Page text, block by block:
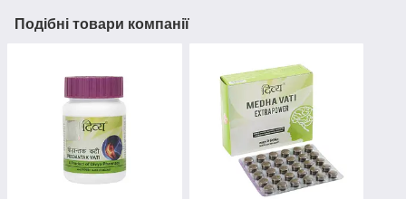
Подібні товари компанії